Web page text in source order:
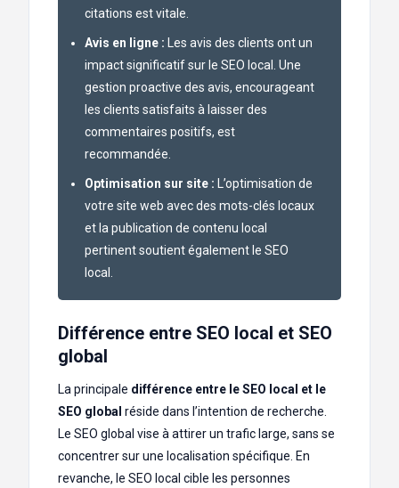
citations est vitale.
Avis en ligne : Les avis des clients ont un
impact significatif sur le SEO local. Une
gestion proactive des avis, encourageant
les clients satisfaits à laisser des
commentaires positifs, est
recommandée.
Optimisation sur site : L’optimisation de
votre site web avec des mots-clés locaux
et la publication de contenu local
pertinent soutient également le SEO
local.
Différence entre SEO local et SEO
global
La principale différence entre le SEO local et le
SEO global réside dans l’intention de recherche.
Le SEO global vise à attirer un trafic large, sans se
concentrer sur une localisation spécifique. En
revanche, le SEO local cible les personnes